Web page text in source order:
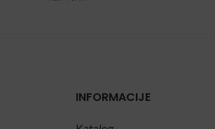
INFORMACIJE